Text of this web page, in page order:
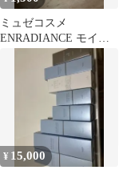
ミュゼコスメ
ENRADIANCE モイス
トディフェンシングク
¥ 15,000